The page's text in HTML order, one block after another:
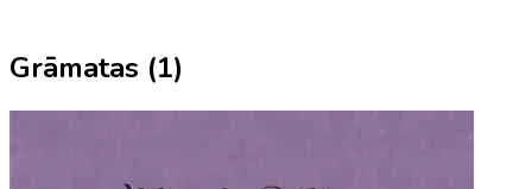
Grāmatas (1)